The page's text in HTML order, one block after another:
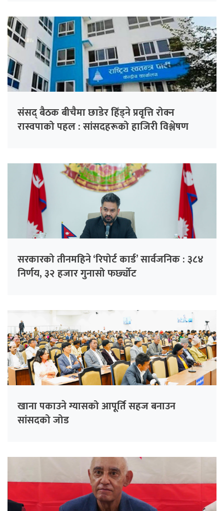
संसद् बैठक बीचैमा छाडेर हिँड्ने प्रवृत्ति रोक्न
रास्वपाको पहल : सांसदहरूको हाजिरी विश्लेषण
सरकारको तीनमहिने ‘रिपोर्ट कार्ड’ सार्वजनिक : ३८४
निर्णय, ३२ हजार गुनासो फर्छ्योट
खाना पकाउने ग्यासको आपूर्ति सहज बनाउन
सांसदको जोड